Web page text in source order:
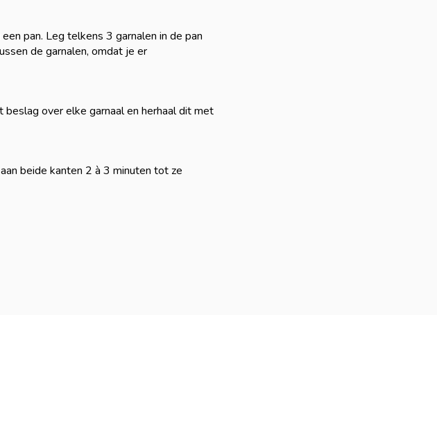
pan. Leg telkens 3 garnalen in de pan
de garnalen, omdat je er
over elke garnaal en herhaal dit met
beide kanten 2 à 3 minuten tot ze